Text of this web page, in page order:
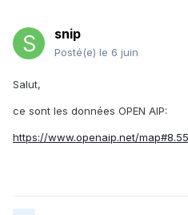
snip
Posté(e) le 6 juin
Salut,
ce sont les données OPEN AIP:
https://www.openaip.net/